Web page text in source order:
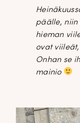
päälle, niin
hieman
ovat
Onhan se
mainio